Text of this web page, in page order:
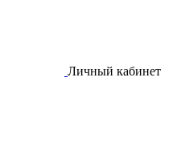
Личный кабинет